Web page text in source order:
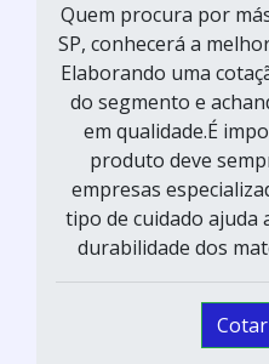
Quem procura por
SP, conhecerá a
Elaborando uma
do segmento e
em qualidade.É
produto deve
empresas
tipo de cuidado ajuda
durabilidade dos